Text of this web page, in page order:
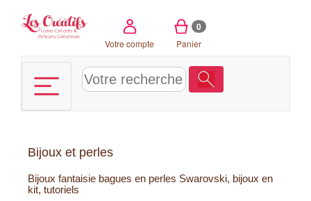
Votre compte
0
Panier
Bijoux et perles
Bijoux fantaisie bagues en perles Swarovski, bijoux en
kit, tutoriels